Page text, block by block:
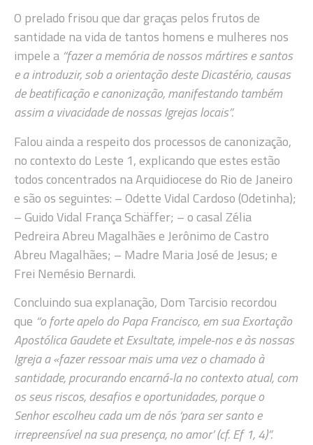
O prelado frisou que dar graças pelos frutos de
santidade na vida de tantos homens e mulheres nos
impele a “fazer a memória de nossos mártires e santos
e a introduzir, sob a orientação deste Dicastério, causas
de beatificação e canonização, manifestando também
assim a vivacidade de nossas Igrejas locais”.
Falou ainda a respeito dos processos de canonização,
no contexto do Leste 1, explicando que estes estão
todos concentrados na Arquidiocese do Rio de Janeiro
e são os seguintes: – Odette Vidal Cardoso (Odetinha);
– Guido Vidal França Schäffer; – o casal Zélia
Pedreira Abreu Magalhães e Jerônimo de Castro
Abreu Magalhães; – Madre Maria José de Jesus; e
Frei Nemésio Bernardi.
Concluindo sua explanação, Dom Tarcisio recordou
que “o forte apelo do Papa Francisco, em sua Exortação
Apostólica Gaudete et Exsultate, impele-nos e às nossas
Igreja a «fazer ressoar mais uma vez o chamado à
santidade, procurando encarná-la no contexto atual, com
os seus riscos, desafios e oportunidades, porque o
Senhor escolheu cada um de nós ‘para ser santo e
irrepreensível na sua presença, no amor’ (cf. Ef 1, 4)”.